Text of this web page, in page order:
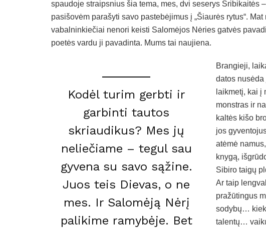
spaudoje straipsnius šia tema, mes, dvi seserys Sribikaitės
pasišovėm parašyti savo pastebėjimus į „Šiaurės rytus“.
vabalninkiečiai nenori keisti Salomėjos Nėries gatvės
poetės vardu ji pavadinta. Mums tai naujiena.
Kodėl turim gerbti ir
garbinti tautos
skriaudikus? Mes jų
neliečiame – tegul sau
gyvena su savo sąžine.
Juos teis Dievas, o ne
mes. Ir Salomėją Nėrį
palikime ramybėje. Bet
Brangieji,
datos nusėda
laikmetį, kai į
monstras ir
kaltės kišo
jos
atėmė
knygą,
Sibiro taigų
Ar taip
pražūtingus
sodybų…
talentų…